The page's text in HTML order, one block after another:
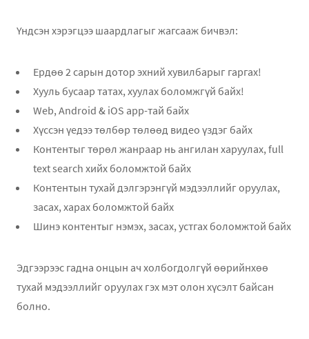
Үндсэн хэрэгцээ шаардлагыг жагсааж бичвэл:
Ердөө 2 сарын дотор эхний хувилбарыг гаргах!
Хууль бусаар татах, хуулах боломжгүй байх!
Web, Android & iOS app-тай байх
Хүссэн үедээ төлбөр төлөөд видео үздэг байх
Контентыг төрөл жанраар нь ангилан харуулах, full
text search хийх боломжтой байх
Контентын тухай дэлгэрэнгүй мэдээллийг оруулах,
засах, харах боломжтой байх
Шинэ контентыг нэмэх, засах, устгах боломжтой байх
Эдгээрээс гадна онцын ач холбогдолгүй өөрийнхөө
тухай мэдээллийг оруулах гэх мэт олон хүсэлт байсан
болно.